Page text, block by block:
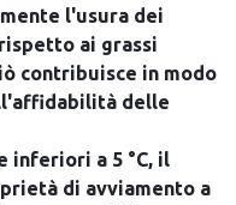
l'usura dei
ai grassi
contribuisce in modo
delle
inferiori a 5 °C, il
di avviamento a